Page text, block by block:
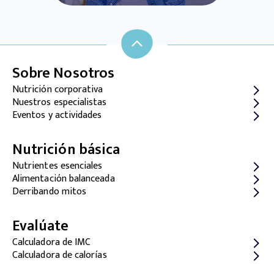
Sobre Nosotros
Nutrición corporativa
Nuestros especialistas
Eventos y actividades
Nutrición básica
Nutrientes esenciales
Alimentación balanceada
Derribando mitos
Evalúate
Calculadora de IMC
Calculadora de calorías